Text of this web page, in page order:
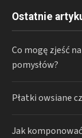
Ostatnie
Co mogę zjeść
pomysłów?
Płatki owsiane
Jak